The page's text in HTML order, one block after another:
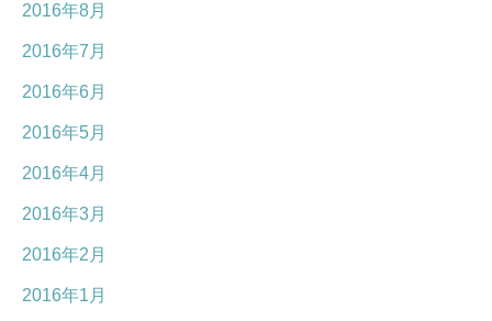
2016年8月
2016年7月
2016年6月
2016年5月
2016年4月
2016年3月
2016年2月
2016年1月